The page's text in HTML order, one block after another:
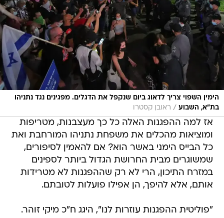
הימין השפוי צריך לדאוג ביום שנקפל את הדגלים. מפגינים נגד נתניהו
בת"א, השבוע / ראובן קסטרו
אז למה ההפגנות האלה כל כך מעצבנות, מטריפות
ומוציאות מהכלים את משפחת נתניהו המורחבת ואת
כל הבייס הימני באשר הוא? אם להאמין לסיפורים,
שמשוגרים מבית החרושת הגדול ביותר לספינים
במזרח התיכון, הרי לא רק שההפגנות לא מטרידות
אותם, אלא להיפך, הן אפילו פועלות לטובתם.
"פוליטית ההפגנות עוזרות לנו", היגג ח"כ מיקי זוהר.